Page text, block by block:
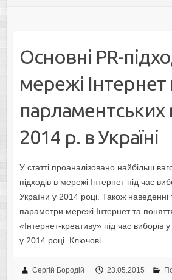
Основні PR-
мережі Інтернет
парламентських
2014 р. в Україні
У статті проаналізовано найбільш
підходів в мережі Інтернет під час
України у 2014 році. Також наведенні
параметри мережі Інтернет та
«Інтернет-креативу» під час виборів
у 2014 році. Ключові…
Сергій Бородій 23.05.2015